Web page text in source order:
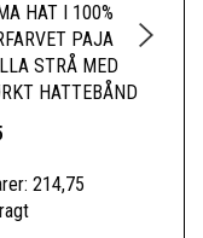
HAT I 100%
PAJA
STRÅ MED
HATTEBÅND
214,75